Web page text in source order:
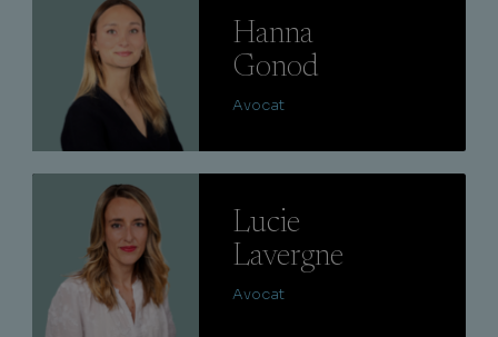
Hanna
Gonod
Avocat
Lucie
Lavergne
Avocat